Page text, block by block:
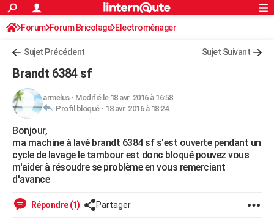
ACTUALITÉS
Politique
Société
Faits Divers
Education
Monde
Villes
+
FINANCE
Retraite
Impôts
Epargne
Immobilier
Risques naturels par ville
Banque
Assurance
Crédit
AUTO
Essais
Réserver un essai
Citadines
Berlines
SUV
Forum auto
+HIGH-TECH
Mobiles
Meilleur smartphone
Internet
Ordinateurs
Jeux vidéo
Guide high-tech
+BRICOLAGE
Forum
Aménagement intérieur
Extérieur
Cuisine
Salle de bains
Jardinage
Rangement
Guides de France
Escapades
Patrimoine
Expositions
Musées
Week-end nature
S'inscrire
Connexion
Forum Forum Bricolage Electroménager
Sujet Précédent Sujet Suivant
Brandt 6384 sf
armelus- Modifié le 18 avr. 2016 à 16:58
Profil bloqué - 18 avr. 2016 à 18:24
Bonjour,
ma machine à lavé brandt 6384 sf s'est ouverte pendant un
cycle de lavage le tambour est donc bloqué pouvez vous
m'aider à résoudre se problème en vous remerciant
d'avance
Répondre (1) Partager